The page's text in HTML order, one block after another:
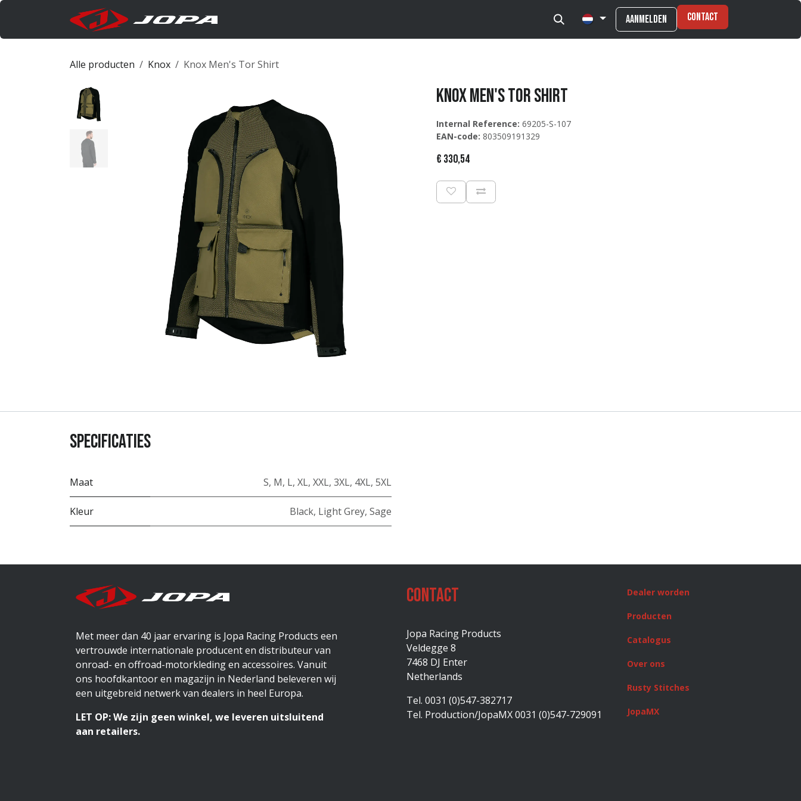
Overslaan naar inhoud
Aanmelden Contact
Alle producten Knox Knox Men's Tor Shirt
Knox Men's Tor Shirt
Internal Reference: 69205-S-107
EAN-code: 803509191329
€ 330,54
Specificaties
Maat S, M, L, XL, XXL, 3XL, 4XL, 5XL
Kleur Black, Light Grey, Sage
Met meer dan 40 jaar ervaring is Jopa Racing Products een
vertrouwde internationale producent en distributeur van
onroad- en offroad-motorkleding en accessoires. Vanuit
ons hoofdkantoor en magazijn in Nederland beleveren wij
een uitgebreid netwerk van dealers in heel Europa.
LET OP: We zijn geen winkel, we leveren uitsluitend
aan retailers.
Contact
Jopa Racing Products
Veldegge 8
7468 DJ Enter
Netherlands
Tel. 0031 (0)547-382717
Tel. Production/JopaMX 0031 (0)547-729091
Dealer worden
Producten
Catalogus
Over ons
Rusty Stitches
JopaMX